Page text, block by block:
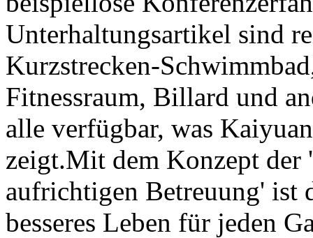
Unterhaltungsartikel sind
Kurzstrecken-
Fitnessraum, Billard und
alle verfügbar, was
zeigt.Mit dem Konzept der
aufrichtigen Betreuung' ist
besseres Leben für jeden